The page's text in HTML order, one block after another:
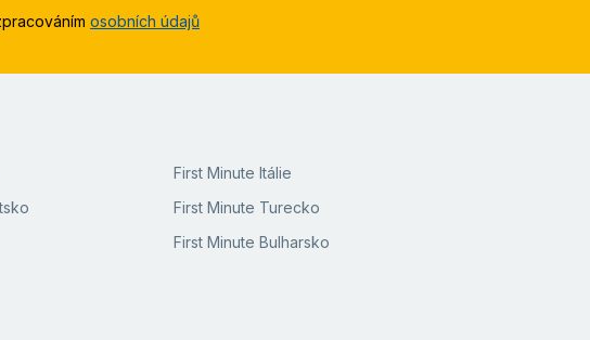
osobních údajů
First Minute Itálie
First Minute Turecko
First Minute Bulharsko